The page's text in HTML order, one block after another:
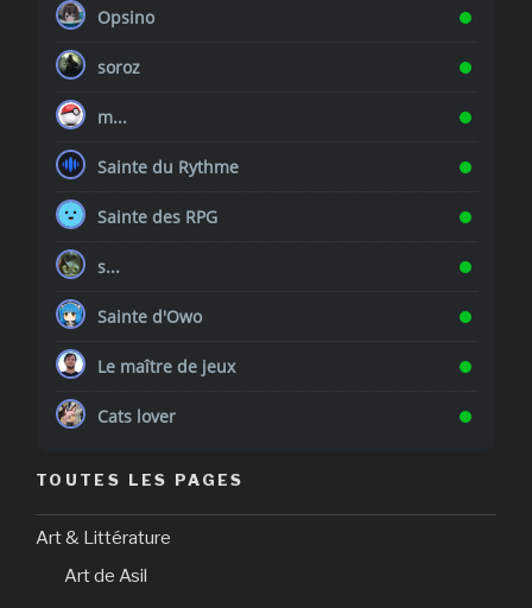
Opsino
soroz
m...
Sainte du Rythme
Sainte des RPG
s...
Sainte d'Owo
Le maître de jeux
Cats lover
TOUTES LES PAGES
Art & Littérature
Art de Asil